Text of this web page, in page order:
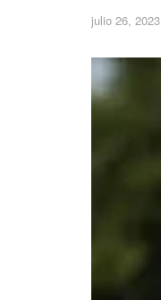
julio 26, 2023